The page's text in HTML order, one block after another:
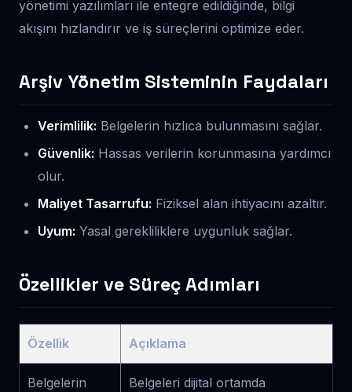
yönetimi yazılımları ile entegre edildiğinde, bilgi
akışını hızlandırır ve iş süreçlerini optimize eder.
Arşiv Yönetim Sisteminin Faydaları
Verimlilik: Belgelerin hızlıca bulunmasını sağlar.
Güvenlik: Hassas verilerin korunmasına yardımcı
olur.
Maliyet Tasarrufu: Fiziksel alan ihtiyacını azaltır.
Uyum: Yasal gerekliliklere uygunluk sağlar.
Özellikler ve Süreç Adımları
Özellik Açıklama
Belgelerin
Belgeleri dijital ortamda